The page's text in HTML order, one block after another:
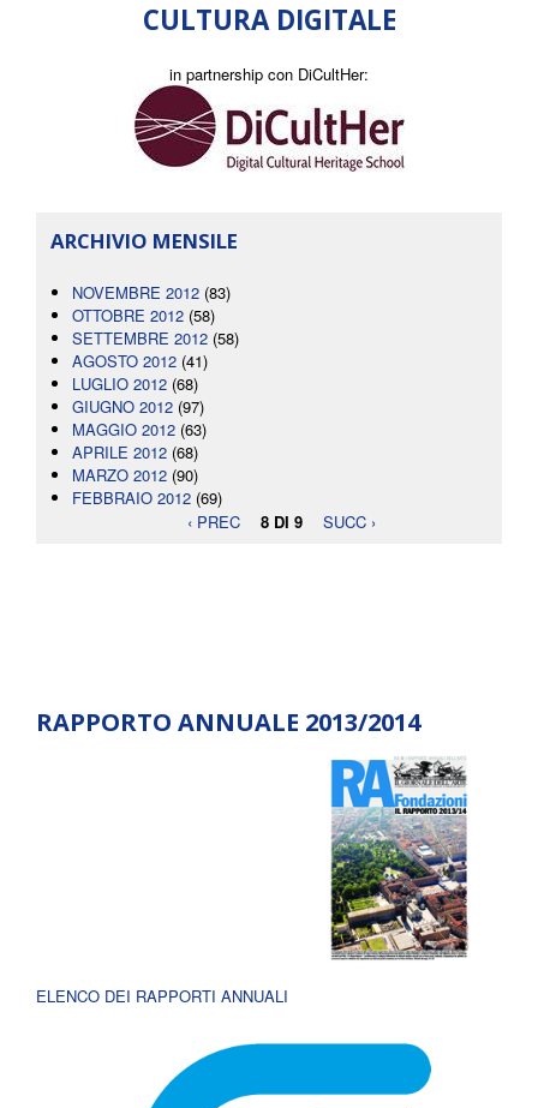
CULTURA DIGITALE
in partnership con DiCultHer:
ARCHIVIO MENSILE
NOVEMBRE 2012 (83)
OTTOBRE 2012 (58)
SETTEMBRE 2012 (58)
AGOSTO 2012 (41)
LUGLIO 2012 (68)
GIUGNO 2012 (97)
MAGGIO 2012 (63)
APRILE 2012 (68)
MARZO 2012 (90)
FEBBRAIO 2012 (69)
‹ PREC
8 DI 9 SUCC ›
RAPPORTO ANNUALE 2013/2014
ELENCO DEI RAPPORTI ANNUALI